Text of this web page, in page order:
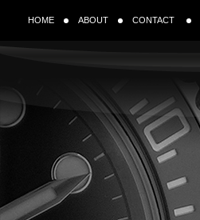
HOME ABOUT CONTACT